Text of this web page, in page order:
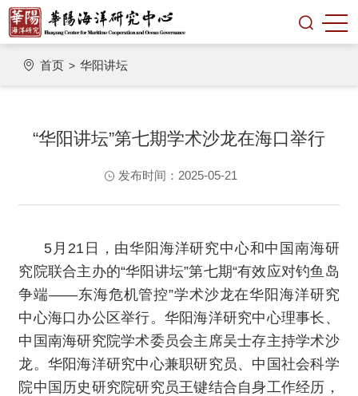
首页 > 华阳讲坛
“华阳讲坛”第七期学术沙龙在海口举行
发布时间：2025-05-21
5月21日，由华阳海洋研究中心和中国南海研
究院联合主办的“华阳讲坛”第七期“有效应对钓鱼岛
争端——东海危机管控”学术沙龙在华阳海洋研究
中心海口办公区举行。华阳海洋研究中心理事长、
中国南海研究院学术委员会主席吴士存主持学术沙
龙。华阳海洋研究中心兼职研究员、中国社会科学
院中国历史研究院研究员王键结合自身工作经历，